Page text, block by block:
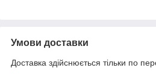
Умови доставки
Доставка здійснюється тільки по